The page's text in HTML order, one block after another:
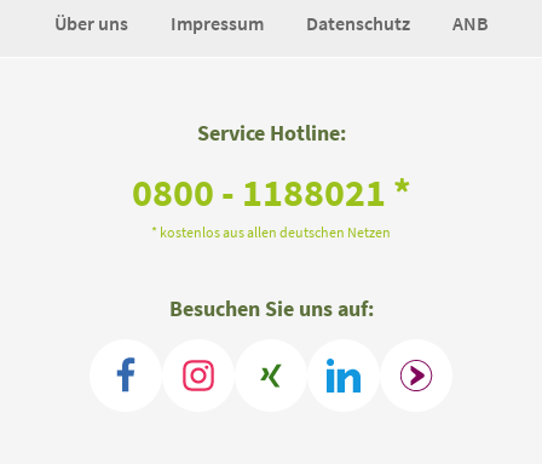
Über uns Impressum Datenschutz ANB
Service Hotline:
0800 - 1188021 *
* kostenlos aus allen deutschen Netzen
Besuchen Sie uns auf: